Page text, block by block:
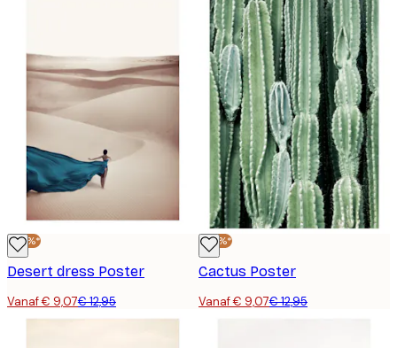
-30%*
Desert dress Poster
Vanaf € 9,07€ 12,95
-30%*
Cactus Poster
Vanaf € 9,07€ 12,95